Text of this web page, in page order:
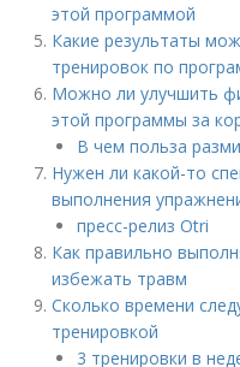
этой программой
Какие результаты
тренировок по
Можно ли улучшить
этой программы за
В чем польза
Нужен ли какой-то
выполнения
пресс-релиз Otri
Как правильно
избежать травм
Сколько времени
тренировкой
3 тренировки в